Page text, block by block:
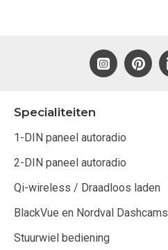
Specialiteiten
1-DIN paneel autoradio
2-DIN paneel autoradio
Qi-wireless / Draadloos laden
BlackVue en Nordval Dashcams
Stuurwiel bediening